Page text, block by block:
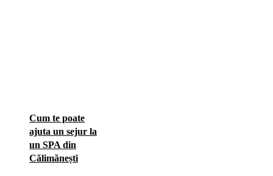
Cum te poate
ajuta un sejur la
un SPA din
Călimănești